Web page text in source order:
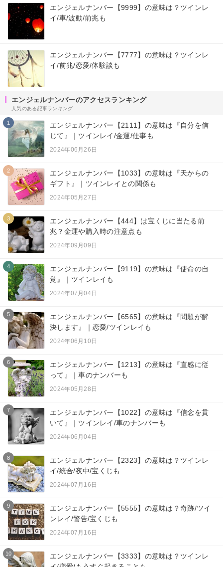
エンジェルナンバー【9999】の意味は？ツインレ
イ/車/波動/前兆も
エンジェルナンバー【7777】の意味は？ツインレ
イ/前兆/恋愛/体験談も
エンジェルナンバーのアクセスランキング
人気のある記事ランキング
1
エンジェルナンバー【2111】の意味は『自分を信
じて』｜ツインレイ/金運/仕事も
2024年06月26日
2
エンジェルナンバー【1033】の意味は『天からの
ギフト』｜ツインレイとの関係も
2024年05月27日
3
エンジェルナンバー【444】は宝くじに当たる前
兆？金運や購入時の注意点も
2024年09月09日
4
エンジェルナンバー【9119】の意味は『使命の自
覚』｜ツインレイも
2024年07月04日
5
エンジェルナンバー【6565】の意味は『問題が解
決します』｜恋愛/ツインレイも
2024年06月10日
6
エンジェルナンバー【1213】の意味は『直感に従
って』｜車のナンバーも
2024年05月28日
7
エンジェルナンバー【1022】の意味は『信念を貫
いて』｜ツインレイ/車のナンバーも
2024年06月04日
8
エンジェルナンバー【2323】の意味は？ツインレ
イ/統合/夜中/宝くじも
2024年07月16日
9
エンジェルナンバー【5555】の意味は？奇跡/ツイ
ンレイ/警告/宝くじも
2024年07月16日
10
エンジェルナンバー【3333】の意味は？ツインレ